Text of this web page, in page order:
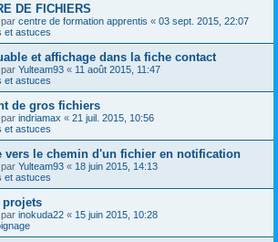
DE FICHIERS
centre de formation apprentis « 03 sept. 2015, 22:07
et astuces
et affichage dans la fiche contact
Yulteam93 « 11 août 2015, 11:47
et astuces
de gros fichiers
indriamax « 21 juil. 2015, 10:56
et astuces
vers le chemin d'un fichier en notification
Yulteam93 « 18 juin 2015, 14:13
et astuces
inokuda22 « 15 juin 2015, 10:28